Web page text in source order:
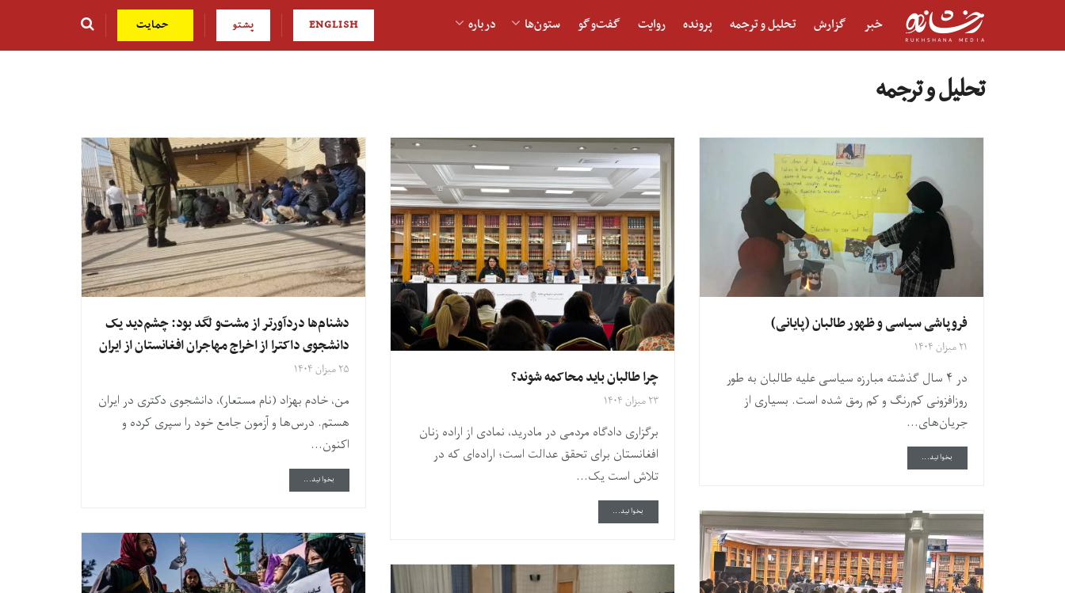
خبر گزارش تحلیل و ترجمه پرونده روایت گفت‌و‎گو ستون‌ها درباره ENGLISH پشتو حمایت
تحلیل و ترجمه
دشنام‌ها دردآورتر از مشت‌و لگد بود: چشم‌دید یک
دانشجوی داکترا از اخراج مهاجران افغانستان از ایران
۲۵ میزان ۱۴۰۴
من، خادم بهزاد (نام مستعار)، دانشجوی دکتری در ایران
هستم. درس‌ها و آزمون جامع خود را سپری کرده و
اکنون...
بخوانید...
چرا طالبان باید محاکمه شوند؟
۲۳ میزان ۱۴۰۴
برگزاری دادگاه مردمی در مادرید، نمادی از اراده زنان
افغانستان برای تحقق عدالت است؛ اراده‌ای که در
تلاش است یک...
بخوانید...
فروپاشی سیاسی و ظهور طالبان (پایانی)
۲۱ میزان ۱۴۰۴
در ۴ سال گذشته مبارزه سیاسی علیه طالبان به طور
روزافزونی کم‌‌رنگ و کم‌ رمق‌ شده است. بسیاری از
جریان‌های...
بخوانید...